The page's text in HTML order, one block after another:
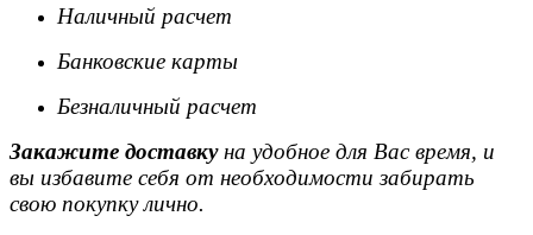
Наличный расчет
Банковские карты
Безналичный расчет
Закажите доставкуна удобное для Вас время, и
вы избавите себя от необходимости забирать
свою покупку лично.